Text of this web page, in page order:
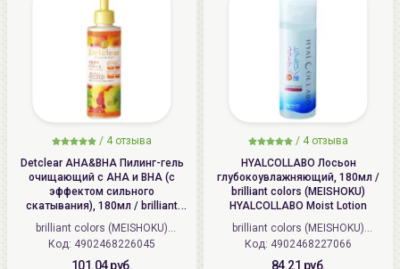
/ 4 отзыва
Detclear AHA&BHA Пилинг-гель
очищающий с AHA и BHA (с
эффектом сильного
скатывания), 180мл / brilliant
colors (MEISHOKU) Detclear
Bright&Peel AHA&BHA Fruits
Peeling Jelly
brilliant colors (MEISHOKU)
(Япония)
Код: 4902468226045
101.04 руб.
/ 4 отзыва
HYALCOLLABO Лосьон
глубокоувлажняющий, 180мл /
brilliant colors (MEISHOKU)
HYALCOLLABO Moist Lotion
brilliant colors (MEISHOKU)
(Япония)
Код: 4902468227066
84.21 руб.